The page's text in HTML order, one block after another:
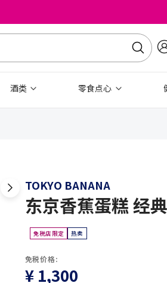
酒类 零食点心
TOKYO BANANA
东京香蕉蛋糕 经
免税店限定 热卖
免税价格:
¥ 1,300